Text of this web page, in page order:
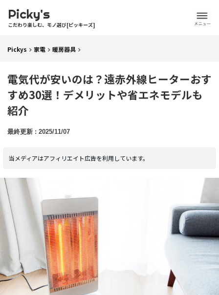
Picky's
こだわり楽しむ、モノ選び[ピッキーズ]
Pickys 家電 暖房器具
電気代が安いのは？遠赤外線ヒーターおす
すめ30選！デメリットや省エネモデルも
紹介
2025/11/07
当メディアはアフィリエイト広告を利用しています。